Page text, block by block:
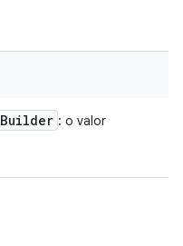
Builder : o valor